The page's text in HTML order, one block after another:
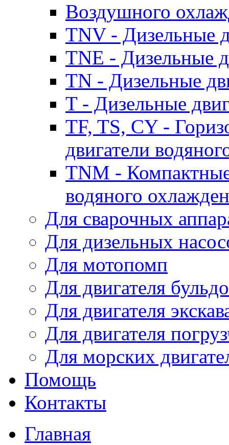
Воздушного
TNV - Дизельные
TNE - Дизельные
TN - Дизельные
T - Дизельные
TF, TS, CY -
двигатели
TNM -
водяного
Для сварочных
Для дизельных
Для мотопомп
Для двигателя
Для двигателя
Для двигателя
Для морских
Помощь
Контакты
Главная